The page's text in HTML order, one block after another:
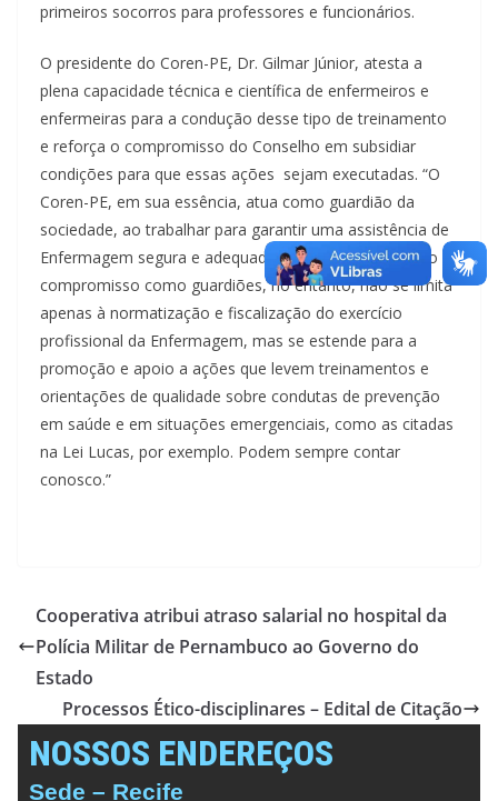
primeiros socorros para professores e funcionários.
O presidente do Coren-PE, Dr. Gilmar Júnior, atesta a
plena capacidade técnica e científica de enfermeiros e
enfermeiras para a condução desse tipo de treinamento
e reforça o compromisso do Conselho em subsidiar
condições para que essas ações sejam executadas. “O
Coren-PE, em sua essência, atua como guardião da
sociedade, ao trabalhar para garantir uma assistência de
Enfermagem segura e adequada à população. O nosso
compromisso como guardiões, no entanto, não se limita
apenas à normatização e fiscalização do exercício
profissional da Enfermagem, mas se estende para a
promoção e apoio a ações que levem treinamentos e
orientações de qualidade sobre condutas de prevenção
em saúde e em situações emergenciais, como as citadas
na Lei Lucas, por exemplo. Podem sempre contar
conosco.”
Cooperativa atribui atraso salarial no hospital da
Polícia Militar de Pernambuco ao Governo do
Estado
Processos Ético-disciplinares – Edital de Citação
NOSSOS ENDEREÇOS
Sede – Recife